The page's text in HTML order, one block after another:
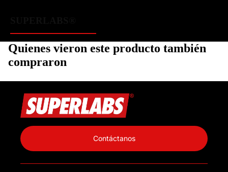
Quienes vieron este producto también
compraron
Contáctanos
Información de contacto
Política de reembolso
Términos del servicio